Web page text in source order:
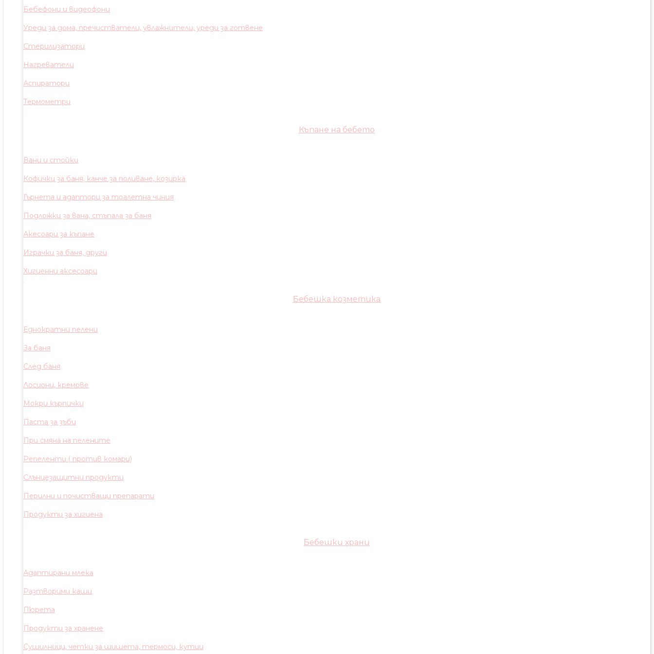
Бебефони и видеофони
Уреди за дома, пречистватели, увлажнители, уреди за готвене
Стерилизатори
Нагреватели
Аспиратори
Термометри
Къпане на бебето
Вани и стойки
Кофички за баня, канче за поливане, козирка
Гърнета и адаптори за тоалетна чиния
Подложки за вана, стъпала за баня
Акесоари за къпане
Играчки за баня, други
Хигиенни аксесоари
Бебешка козметика
Еднократни пелени
За баня
След баня
Лосиони, кремове
Мокри кърпички
Паста за зъби
При смяна на пелените
Репеленти ( против комари)
Слънцезащитни продукти
Перилни и почистващи препарати
Продукти за хигиена
Бебешки храни
Адаптирани млека
Разтворими каши
Пюрета
Продукти за хранене
Сушилници, четки за шишета, термоси, кутии